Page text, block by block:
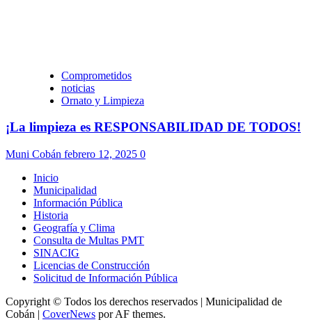
Comprometidos
noticias
Ornato y Limpieza
¡La limpieza es RESPONSABILIDAD DE TODOS!
Muni Cobán febrero 12, 2025 0
Inicio
Municipalidad
Información Pública
Historia
Geografía y Clima
Consulta de Multas PMT
SINACIG
Licencias de Construcción
Solicitud de Información Pública
Copyright © Todos los derechos reservados | Municipalidad de
Cobán | CoverNews por AF themes.